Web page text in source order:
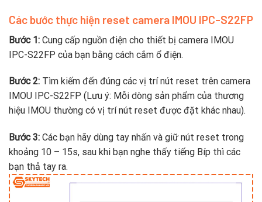
Các bước thực hiện reset camera IMOU IPC-S22FP
Bước 1: Cung cấp nguồn điện cho thiết bị camera IMOU
IPC-S22FP của bạn bằng cách cắm ổ điện.
Bước 2: Tìm kiếm đến đúng các vị trí nút reset trên camera
IMOU IPC-S22FP (Lưu ý: Mỗi dòng sản phẩm của thương
hiệu IMOU thường có vị trí nút reset được đặt khác nhau).
Bước 3: Các bạn hãy dùng tay nhấn và giữ nút reset trong
khoảng 10 – 15s, sau khi bạn nghe thấy tiếng Bíp thì các
bạn thả tay ra.